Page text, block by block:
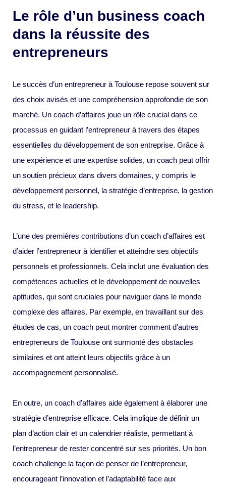
Le rôle d’un business coach
dans la réussite des
entrepreneurs
Le succès d’un entrepreneur à Toulouse repose souvent sur
des choix avisés et une compréhension approfondie de son
marché. Un coach d’affaires joue un rôle crucial dans ce
processus en guidant l’entrepreneur à travers des étapes
essentielles du développement de son entreprise. Grâce à
une expérience et une expertise solides, un coach peut offrir
un soutien précieux dans divers domaines, y compris le
développement personnel, la stratégie d’entreprise, la gestion
du stress, et le leadership.
L’une des premières contributions d’un coach d’affaires est
d’aider l’entrepreneur à identifier et atteindre ses objectifs
personnels et professionnels. Cela inclut une évaluation des
compétences actuelles et le développement de nouvelles
aptitudes, qui sont cruciales pour naviguer dans le monde
complexe des affaires. Par exemple, en travaillant sur des
études de cas, un coach peut montrer comment d’autres
entrepreneurs de Toulouse ont surmonté des obstacles
similaires et ont atteint leurs objectifs grâce à un
accompagnement personnalisé.
En outre, un coach d’affaires aide également à élaborer une
stratégie d’entreprise efficace. Cela implique de définir un
plan d’action clair et un calendrier réaliste, permettant à
l’entrepreneur de rester concentré sur ses priorités. Un bon
coach challenge la façon de penser de l’entrepreneur,
encourageant l’innovation et l’adaptabilité face aux